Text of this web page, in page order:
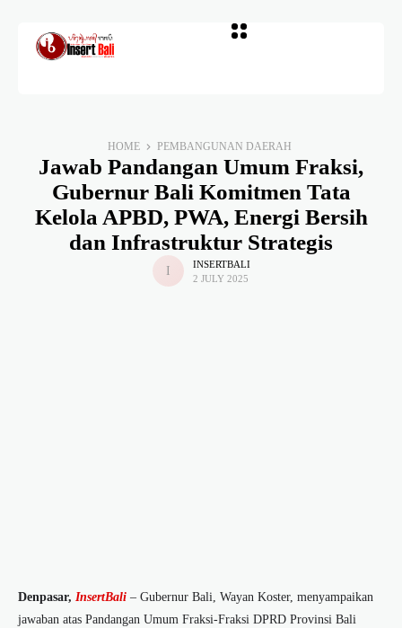
HOME PEMBANGUNAN DAERAH
Jawab Pandangan Umum Fraksi,
Gubernur Bali Komitmen Tata
Kelola APBD, PWA, Energi Bersih
dan Infrastruktur Strategis
INSERTBALI
2 JULY 2025
Denpasar, InsertBali – Gubernur Bali, Wayan Koster, menyampaikan
jawaban atas Pandangan Umum Fraksi-Fraksi DPRD Provinsi Bali